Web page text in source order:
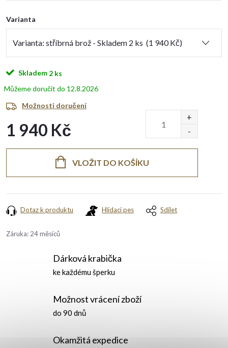
Varianta
Skladem 2 ks
12.8.2026
Možnosti doručení
1 940 Kč
VLOŽIT DO KOŠÍKU
Dotaz k produktu Hlídací pes Sdílet
Záruka: 24 měsíců
Dárková krabička
ke každému šperku
Možnost vrácení zboží
do 90 dnů
Okamžitá expedice